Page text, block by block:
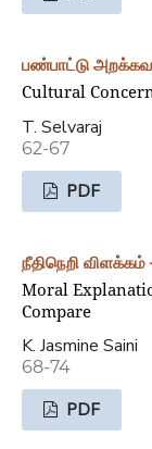
பண்பாட்டு
Cultural
T. Selvaraj
62-67
PDF
நீதிநெறி
Moral
Compare
K. Jasmine Saini
68-74
PDF